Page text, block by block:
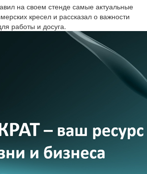
на своем стенде самые актуальные
кресел и рассказал о важности
работы и досуга.